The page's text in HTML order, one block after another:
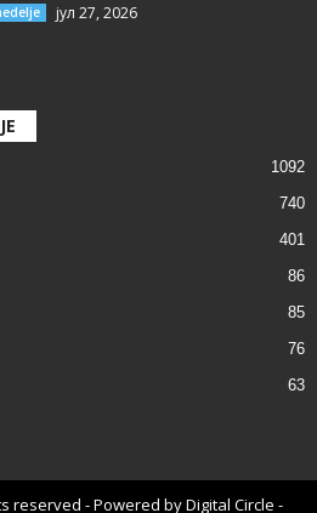
јул 27, 2026
1092
740
401
86
85
76
63
reserved - Powered by Digital Circle -